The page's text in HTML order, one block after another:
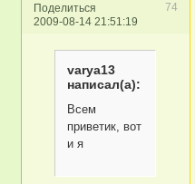
Поделиться
74
2009-08-14 21:51:19
varya13
написал(а):
Всем
приветик, вот
и я